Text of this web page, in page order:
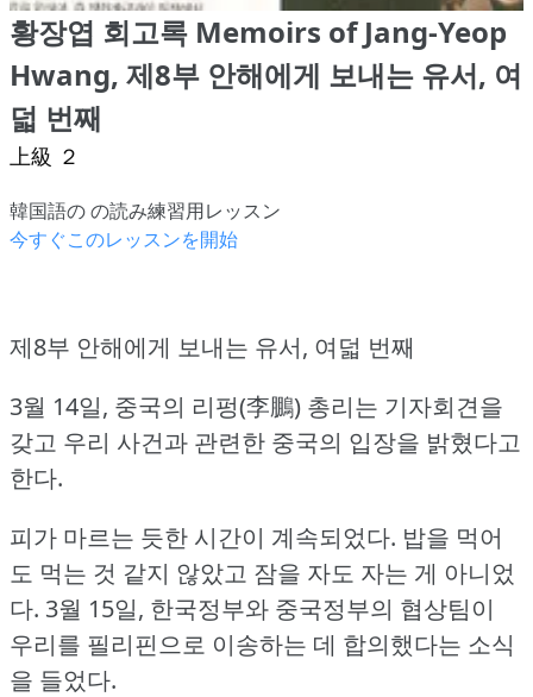
황장엽 회고록 Memoirs of Jang-Yeop
Hwang, 제8부 안해에게 보내는 유서, 여
덟 번째
上級 ２
韓国語の の読み練習用レッスン
今すぐこのレッスンを開始
제8부 안해에게 보내는 유서, 여덟 번째
3월 14일, 중국의 리펑(李鵬) 총리는 기자회견을
갖고 우리 사건과 관련한 중국의 입장을 밝혔다고
한다.
피가 마르는 듯한 시간이 계속되었다. 밥을 먹어
도 먹는 것 같지 않았고 잠을 자도 자는 게 아니었
다. 3월 15일, 한국정부와 중국정부의 협상팀이
우리를 필리핀으로 이송하는 데 합의했다는 소식
을 들었다.